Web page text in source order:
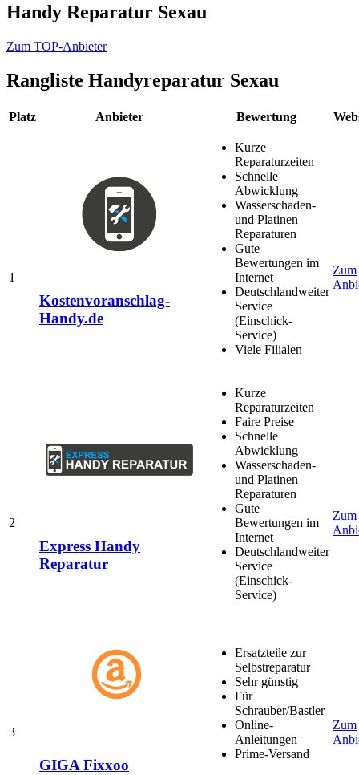
Handy Reparatur Sexau
Zum TOP-Anbieter
Rangliste Handyreparatur Sexau
Platz Anbieter Bewertung
1
Kostenvoranschlag-
Handy.de
Kurze
Reparaturzeiten
Schnelle
Abwicklung
Wasserschaden-
und Platinen
Reparaturen
Gute
Bewertungen im
Internet
Deutschlandweiter
Service
(Einschick-
Service)
Viele Filialen
Zum
2
Express Handy
Reparatur
Kurze
Reparaturzeiten
Faire Preise
Schnelle
Abwicklung
Wasserschaden-
und Platinen
Reparaturen
Gute
Bewertungen im
Internet
Deutschlandweiter
Service
(Einschick-
Service)
Zum
3
GIGA Fixxoo
Ersatzteile zur
Selbstreparatur
Sehr günstig
Für
Schrauber/Bastler
Online-
Anleitungen
Prime-Versand
Zum